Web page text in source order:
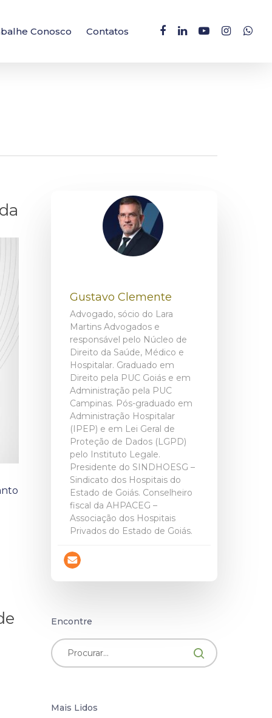
Conosco Contatos facebooklinkedinyoutubeinstagram
Gustavo Clemente
Advogado, sócio do Lara
Martins Advogados e
responsável pelo Núcleo de
Direito da Saúde, Médico e
Hospitalar. Graduado em
Direito pela PUC Goiás e em
Administração pela PUC
Campinas. Pós-graduado em
Administração Hospitalar
(IPEP) e em Lei Geral de
Proteção de Dados (LGPD)
pelo Instituto Legale.
Presidente do SINDHOESG –
Sindicato dos Hospitais do
Estado de Goiás. Conselheiro
fiscal da AHPACEG –
Associação dos Hospitais
Privados do Estado de Goiás.
Encontre
Mais Lidos